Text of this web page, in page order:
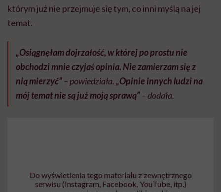
którym już nie przejmuje się tym, co inni myślą na jej
temat.
„Osiągnęłam dojrzałość, w której po prostu nie
obchodzi mnie czyjaś opinia. Nie zamierzam się z
nią mierzyć”– powiedziała.„Opinie innych ludzi na
mój temat nie są już moją sprawą”– dodała.
Do wyświetlenia tego materiału z zewnętrznego
serwisu (Instagram, Facebook, YouTube, itp.)